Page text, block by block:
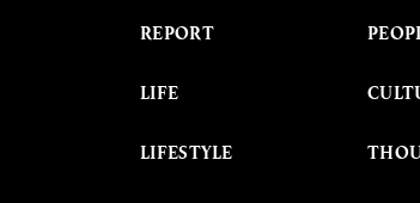
REPORT
LIFE
LIFESTYLE